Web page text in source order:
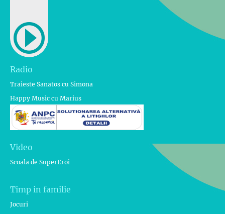
Radio
Traieste Sanatos cu Simona
Happy Music cu Marius
Video
Scoala de SuperEroi
Timp in familie
Jocuri